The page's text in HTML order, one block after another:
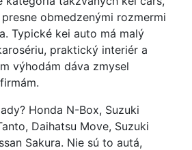
obmedzenými rozmermi
Typické kei auto má malý
praktický interiér a
výhodám dáva zmysel
Honda N-Box, Suzuki
Daihatsu Move, Suzuki
Sakura. Nie sú to autá,